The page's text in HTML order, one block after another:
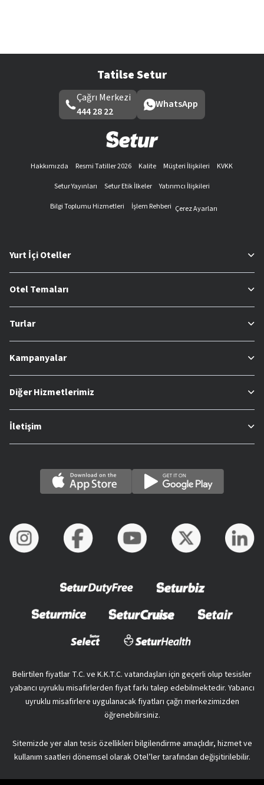
Tatilse Setur
Çağrı Merkezi
444 28 22
WhatsApp
Hakkımızda Resmi Tatiller 2026 Kalite Müşteri İlişkileri
KVKK
Setur Yayınları
Setur Etik İlkeler
Yatırımcı İlişkileri
Bilgi Toplumu Hizmetleri
İşlem Rehberi Çerez Ayarları
Yurt İçi Oteller
Otel Temaları
Turlar
Kampanyalar
Diğer Hizmetlerimiz
İletişim
Belirtilen fiyatlar T.C. ve K.K.T.C. vatandaşları için geçerli olup tesisler
yabancı uyruklu misafirlerden fiyat farkı talep edebilmektedir. Yabancı
uyruklu misafirlere uygulanacak fiyatları çağrı merkezimizden
öğrenebilirsiniz.
Sitemizde yer alan tesis özellikleri bilgilendirme amaçlıdır, hizmet ve
kullanım saatleri dönemsel olarak Otel’ler tarafından değişitirilebilir.